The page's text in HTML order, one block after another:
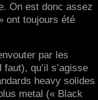
On est donc assez
ont toujours été
par les
qu’il s’agisse
heavy solides
metal (« Black